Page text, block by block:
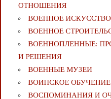
ОТНОШЕНИЯ
ВОЕННОЕ ИСКУССТВО
ВОЕННОЕ
ВОЕННОПЛЕННЫЕ:
И РЕШЕНИЯ
ВОЕННЫЕ МУЗЕИ
ВОИНСКОЕ ОБУЧЕНИЕ
ВОСПОМИНАНИЯ И